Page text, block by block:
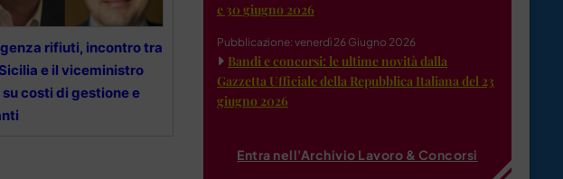
rifiuti, incontro tra
e il viceministro
su costi di gestione e
e 30 giugno 2026
Pubblicazione: venerdì 26 Giugno 2026
Bandi e concorsi: le ultime novità dalla
Gazzetta Ufficiale della Repubblica Italiana del 23
giugno 2026
Entra nell'Archivio Lavoro & Concorsi